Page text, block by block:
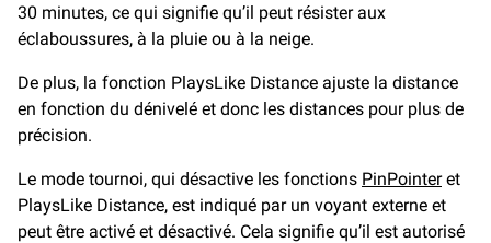
30 minutes, ce qui signifie qu’il peut résister aux
éclaboussures, à la pluie ou à la neige.
De plus, la fonction PlaysLike Distance ajuste la distance
en fonction du dénivelé et donc les distances pour plus de
précision.
Le mode tournoi, qui désactive les fonctions PinPointeret
PlaysLike Distance, est indiqué par un voyant externe et
peut être activé et désactivé. Cela signifie qu’il est autorisé